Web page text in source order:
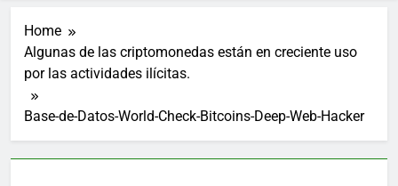
Home
Algunas de las criptomonedas están en creciente uso
por las actividades ilícitas.
Base-de-Datos-World-Check-Bitcoins-Deep-Web-Hacker